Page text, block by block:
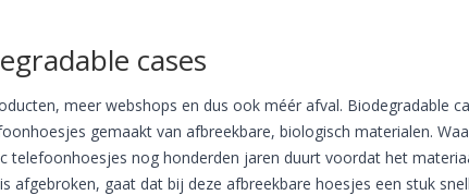
cases
meer webshops en dus ook méér afval. Biodegradable
gemaakt van afbreekbare, biologisch materialen.
telefoonhoesjes nog honderden jaren duurt voordat het
afgebroken, gaat dat bij deze afbreekbare hoesjes een stuk